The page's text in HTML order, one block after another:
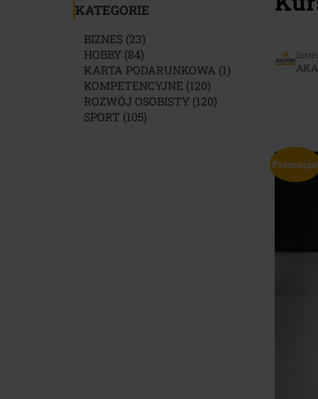
KATEGORIE
BIZNES 2323
PRODUKTY
HOBBY 8484
PRODUKTY
KARTA PODARUNKOWA 11
KOMPETENCYJNE 120120
PRODUKTÓW
ROZWÓJ OSOBISTY 120120
SPORT 105105
Promocja!